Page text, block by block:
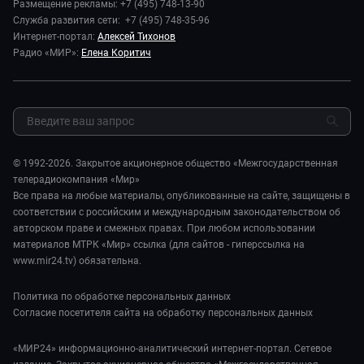
Здоровье и медицина
Спорт
Шоу-бизнес
Стиль жизни
Сад и огород
Игра в кино. Мультфильмы
Исторический детектив
Миллион за 5 минут
Мировое соглашение
Предварительный диагноз
Пять причин поехать в...
Пресса о нас
Карьера
Реклама
Закупки и тендеры
Обратная связь
Размещение рекламы: +7 (495) 748-13-90
Служба развития сети: +7 (495) 748-35-96
Интернет-портал: Алексей Тихонов
Радио «МИР»: Елена Коритич
© 1992-2026. Закрытое акционерное общество «Межгосударственная
телерадиокомпания «Мир»
Все права на любые материалы, опубликованные на сайте, защищены в
соответствии с российским и международным законодательством об
авторском праве и смежных правах. При любом использовании
материалов МТРК «Мир» ссылка (для сайтов - гиперссылка на
www.mir24.tv) обязательна.
Политика по обработке персональных данных
Согласие посетителя сайта на обработку персональных данных
«МИР24» информационно-аналитический интернет-портал. Сетевое